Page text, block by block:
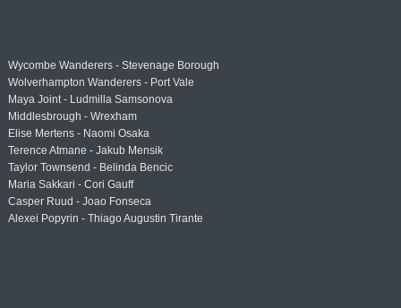
Wycombe Wanderers - Stevenage Borough
Wolverhampton Wanderers - Port Vale
Maya Joint - Ludmilla Samsonova
Middlesbrough - Wrexham
Elise Mertens - Naomi Osaka
Terence Atmane - Jakub Mensik
Taylor Townsend - Belinda Bencic
Maria Sakkari - Cori Gauff
Casper Ruud - Joao Fonseca
Alexei Popyrin - Thiago Augustin Tirante